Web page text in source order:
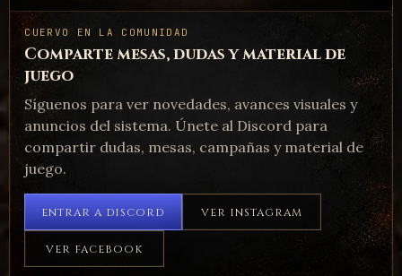
ARTE
Concept Art 1 By Tiells
ARTE
Concept Art 2 By Tiells
CUERVO EN LA COMUNIDAD
Comparte mesas, dudas y material de
juego
Síguenos para ver novedades, avances visuales y
anuncios del sistema. Únete al Discord para
compartir dudas, mesas, campañas y material de
juego.
ENTRAR A DISCORD VER INSTAGRAM
VER FACEBOOK